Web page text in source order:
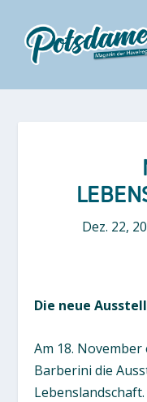
Dez. 22,
Die neue
Am 18.
Barberini die